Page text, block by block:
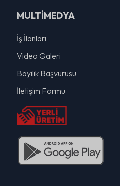
MULTİMEDYA
İş İlanları
Video Galeri
Bayilik Başvurusu
İletişim Formu